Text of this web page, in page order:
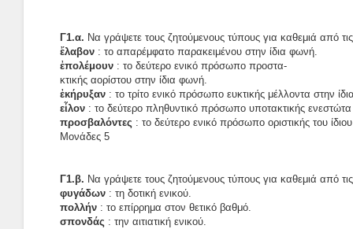
Γ1.α. Να γράψετε τους ζητούμενους τύπους για καθεμιά από
ἔλαβον : το απαρέμφατο παρακειμένου στην ίδια φωνή.
ἐπολέμουν : το δεύτερο ενικό πρόσωπο προστα-
κτικής αορίστου στην ίδια φωνή.
ἐκήρυξαν : το τρίτο ενικό πρόσωπο ευκτικής μέλλοντα στην
εἷλον : το δεύτερο πληθυντικό πρόσωπο υποτακτικής
προσβαλόντες : το δεύτερο ενικό πρόσωπο οριστικής του
Μονάδες 5
Γ1.β. Να γράψετε τους ζητούμενους τύπους για καθεμιά από
φυγάδων : τη δοτική ενικού.
πολλήν : το επίρρημα στον θετικό βαθμό.
σπονδάς : την αιτιατική ενικού.